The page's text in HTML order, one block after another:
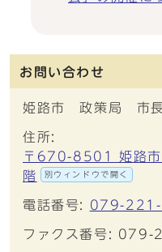
お問い合わせ
姫路市 政策局 市
住所:
〒670-8501 姫路市
階
別ウィンドウで開く
電話番号: 079-
ファクス番号: